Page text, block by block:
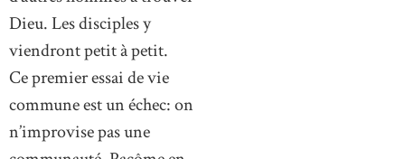
Dieu. Les disciples y
viendront petit à petit.
Ce premier essai de vie
commune est un échec: on
n’improvise pas une